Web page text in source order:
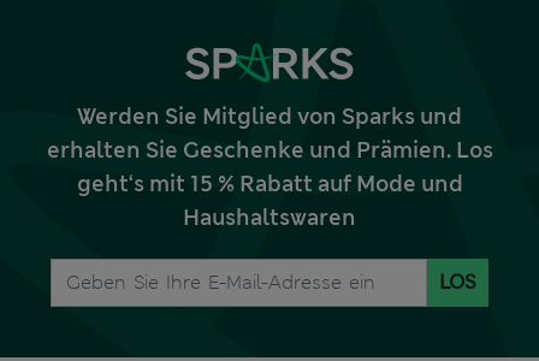
Werden Sie Mitglied von Sparks und
erhalten Sie Geschenke und Prämien. Los
geht‘s mit 15 % Rabatt auf Mode und
Haushaltswaren
LOS